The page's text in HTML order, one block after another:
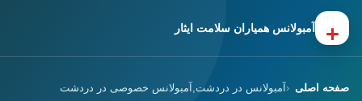
+ آمبولانس همیاران سلامت ایثار
صفحه اصلی آمبولانس در دردشت,آمبولانس خصوصی در دردشت